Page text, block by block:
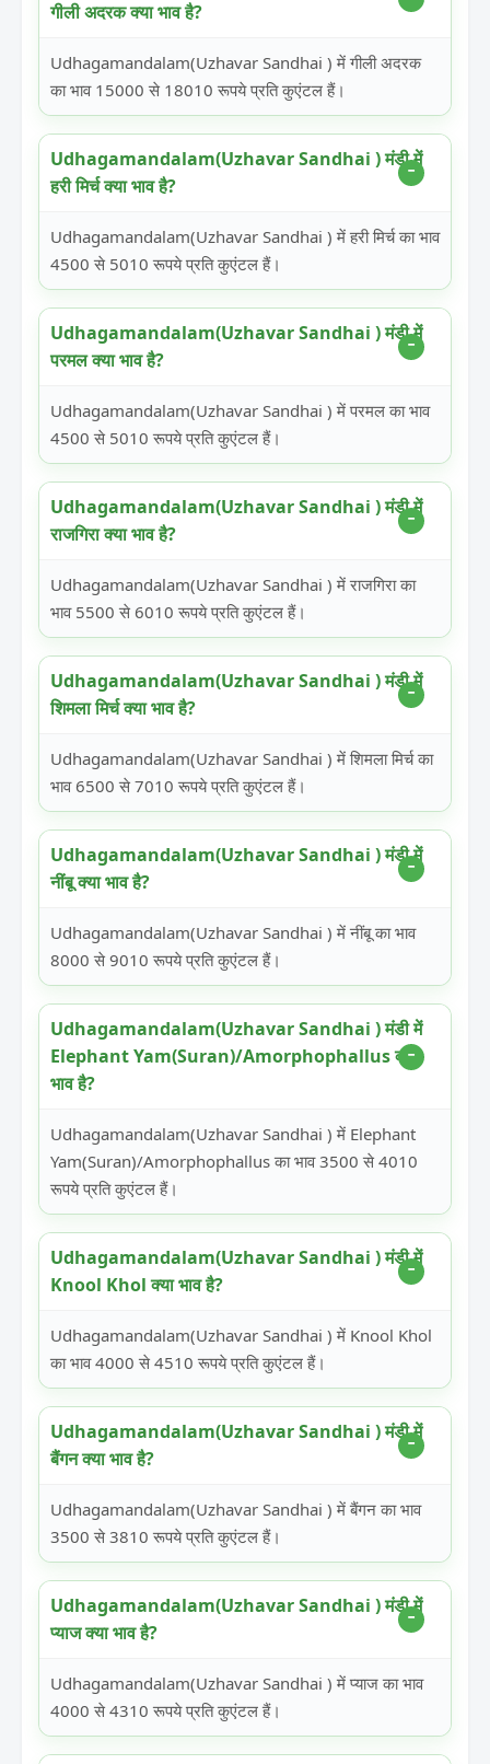
गीली अदरक क्या भाव है?
Udhagamandalam(Uzhavar Sandhai ) में गीली अदरक
का भाव 15000 से 18010 रूपये प्रति कुएंटल हैं।
Udhagamandalam(Uzhavar Sandhai ) मंडी में
हरी मिर्च क्या भाव है?
Udhagamandalam(Uzhavar Sandhai ) में हरी मिर्च का भाव
4500 से 5010 रूपये प्रति कुएंटल हैं।
Udhagamandalam(Uzhavar Sandhai ) मंडी में
परमल क्या भाव है?
Udhagamandalam(Uzhavar Sandhai ) में परमल का भाव
4500 से 5010 रूपये प्रति कुएंटल हैं।
Udhagamandalam(Uzhavar Sandhai ) मंडी में
राजगिरा क्या भाव है?
Udhagamandalam(Uzhavar Sandhai ) में राजगिरा का
भाव 5500 से 6010 रूपये प्रति कुएंटल हैं।
Udhagamandalam(Uzhavar Sandhai ) मंडी में
शिमला मिर्च क्या भाव है?
Udhagamandalam(Uzhavar Sandhai ) में शिमला मिर्च का
भाव 6500 से 7010 रूपये प्रति कुएंटल हैं।
Udhagamandalam(Uzhavar Sandhai ) मंडी में
नींबू क्या भाव है?
Udhagamandalam(Uzhavar Sandhai ) में नींबू का भाव
8000 से 9010 रूपये प्रति कुएंटल हैं।
Udhagamandalam(Uzhavar Sandhai ) मंडी में
Elephant Yam(Suran)/Amorphophallus क्या
भाव है?
Udhagamandalam(Uzhavar Sandhai ) में Elephant
Yam(Suran)/Amorphophallus का भाव 3500 से 4010
रूपये प्रति कुएंटल हैं।
Udhagamandalam(Uzhavar Sandhai ) मंडी में
Knool Khol क्या भाव है?
Udhagamandalam(Uzhavar Sandhai ) में Knool Khol
का भाव 4000 से 4510 रूपये प्रति कुएंटल हैं।
Udhagamandalam(Uzhavar Sandhai ) मंडी में
बैंगन क्या भाव है?
Udhagamandalam(Uzhavar Sandhai ) में बैंगन का भाव
3500 से 3810 रूपये प्रति कुएंटल हैं।
Udhagamandalam(Uzhavar Sandhai ) मंडी में
प्याज क्या भाव है?
Udhagamandalam(Uzhavar Sandhai ) में प्याज का भाव
4000 से 4310 रूपये प्रति कुएंटल हैं।